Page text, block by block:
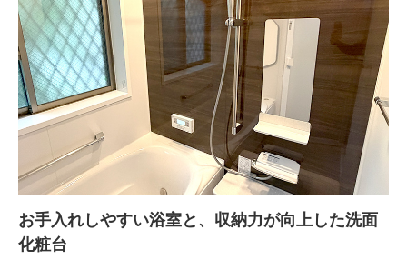
お手入れしやすい浴室と、収納力が向上した洗面
化粧台